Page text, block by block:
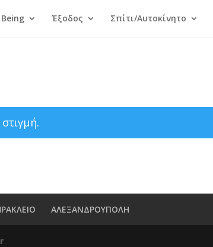
Έξοδος Σπίτι/Αυτοκίνητο
ΑΛΕΞΑΝΔΡΟΥΠΟΛΗ